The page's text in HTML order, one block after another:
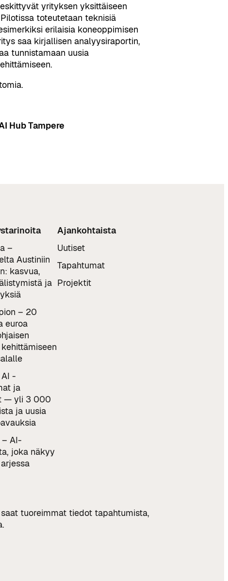
yrityksen yksittäiseen
toteutetaan teknisiä
erilaisia koneoppimisen
saa kirjallisen analyysiraportin,
tunnistamaan uusia
Hub Tampere
–
Austiniin
kasvua,
ja
– 20
euroa
-
ja
— yli 3 000
ja uusia
– AI-
joka näkyy
Ajankohtaista
Uutiset
Tapahtumat
Projektit
tuoreimmat tiedot tapahtumista,